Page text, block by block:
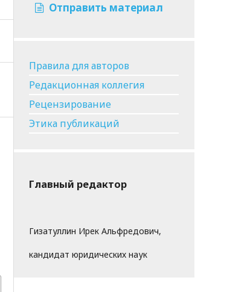
Отправить материал
Правила для авторов
Редакционная коллегия
Рецензирование
Этика публикаций
Главный редактор
Гизатуллин Ирек Альфредович,
кандидат юридических наук